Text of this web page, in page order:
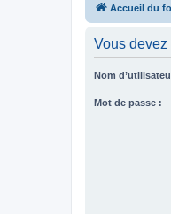
Accueil du
Vous
Nom
Mot de passe :